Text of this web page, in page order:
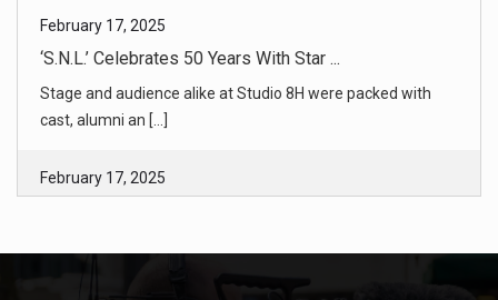
Trump’s USAID Cuts Halt Agent Orange V ...
When Grave Markers Are Stolen, He Spea ...